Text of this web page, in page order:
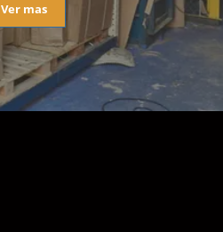
Ver mas